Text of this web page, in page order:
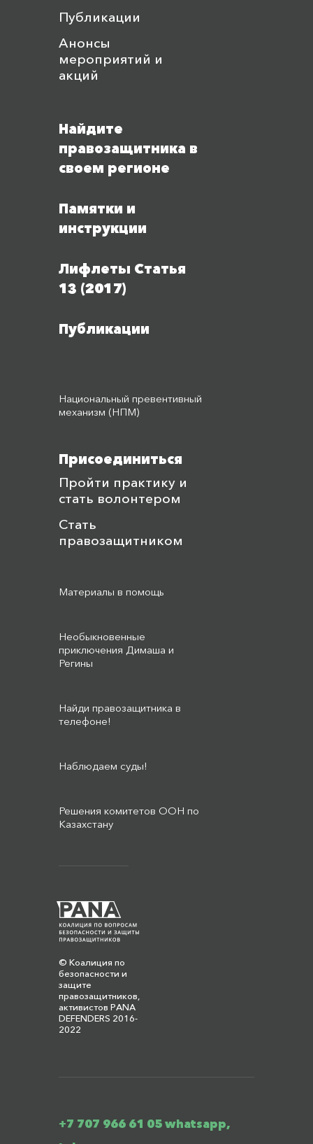
© Коалиция по
безопасности и
защите
правозащитников,
активистов PANA
DEFENDERS 2016-
2022
Публикации
Анонсы
мероприятий и
акций
Найдите
правозащитника в
своем регионе
Памятки и
инструкции
Лифлеты Статья
13 (2017)
Публикации
Национальный превентивный
механизм (НПМ)
Присоединиться
Пройти практику и
стать волонтером
Стать
правозащитником
Материалы в помощь
Необыкновенные
приключения Димаша и
Регины
Найди правозащитника в
телефоне!
Наблюдаем суды!
Решения комитетов ООН по
Казахстану
+7 707 966 61 05 whatsapp,